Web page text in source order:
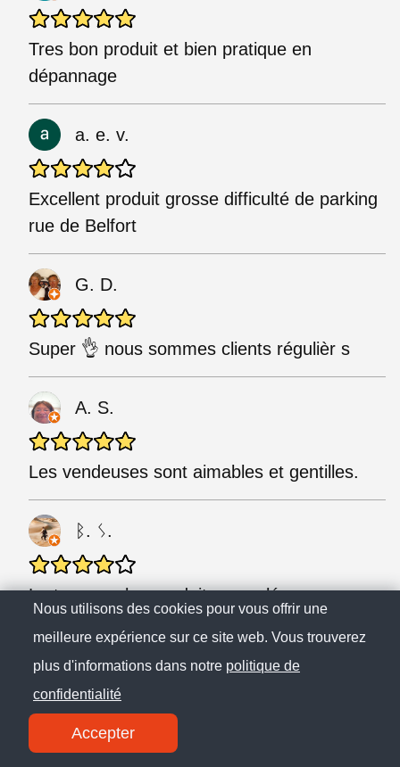
Tres bon produit et bien pratique en
dépannage
a. e. v.
Excellent produit grosse difficulté de parking
rue de Belfort
G. D.
Super 👌 nous sommes clients régulièr s
A. S.
Les vendeuses sont aimables et gentilles.
ᛒ. ᛊ.
Le top pour les produits surgelé vous
Très bon produit et un parking !
Nous utilisons des cookies pour vous offrir une
meilleure expérience sur ce site web. Vous trouverez
plus d'informations dans notre politique de
confidentialité
Accepter